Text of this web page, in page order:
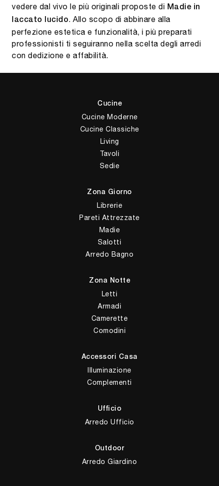
vedere dal vivo le più originali proposte di Madie
in
laccato lucido. Allo scopo di abbinare alla
perfezione estetica e funzionalità, i più preparati
professionisti ti seguiranno nella scelta degli arredi
con dedizione e affabilità.
Cucine
Cucine Moderne
Cucine Classiche
Living
Tavoli
Sedie
Zona Giorno
Librerie
Pareti Attrezzate
Madie
Salotti
Arredo Bagno
Zona Notte
Letti
Armadi
Camerette
Comodini
Accessori Casa
Illuminazione
Complementi
Ufficio
Arredo Ufficio
Outdoor
Arredo Giardino